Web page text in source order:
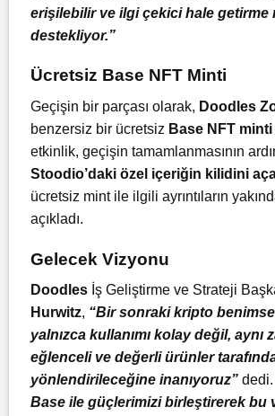
erişilebilir ve ilgi çekici hale getirme
destekliyor.”
Ücretsiz Base NFT Minti
Geçişin bir parçası olarak, Doodles
benzersiz bir ücretsiz Base NFT minti
etkinlik, geçişin tamamlanmasının
Stoodio’daki özel içeriğin kilidini
ücretsiz mint ile ilgili ayrıntıların
açıkladı.
Gelecek Vizyonu
Doodles İş Geliştirme ve Strateji
Hurwitz, “Bir sonraki kripto
yalnızca kullanımı kolay değil, aynı
eğlenceli ve değerli ürünler
yönlendirileceğine inanıyoruz” dedi.
Base ile güçlerimizi birleştirerek bu